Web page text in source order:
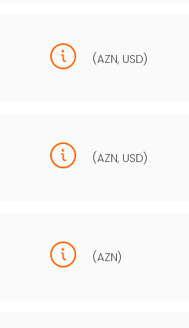
(AZN, USD)
(AZN, USD)
(AZN)